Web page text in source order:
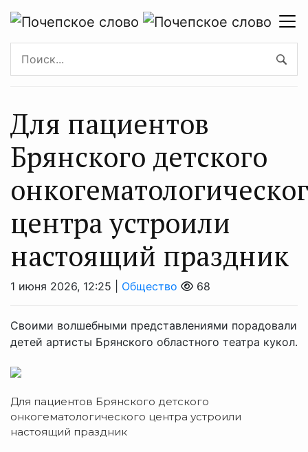
Для пациентов
Брянского детского
центра устроили
настоящий праздник
1 июня 2026, 12:25 | Общество 68
Своими волшебными представлениями порадовали
детей артисты Брянского областного театра кукол.
Для пациентов Брянского детского
онкогематологического центра устроили
настоящий праздник